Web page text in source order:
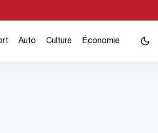
Auto Culture Économie